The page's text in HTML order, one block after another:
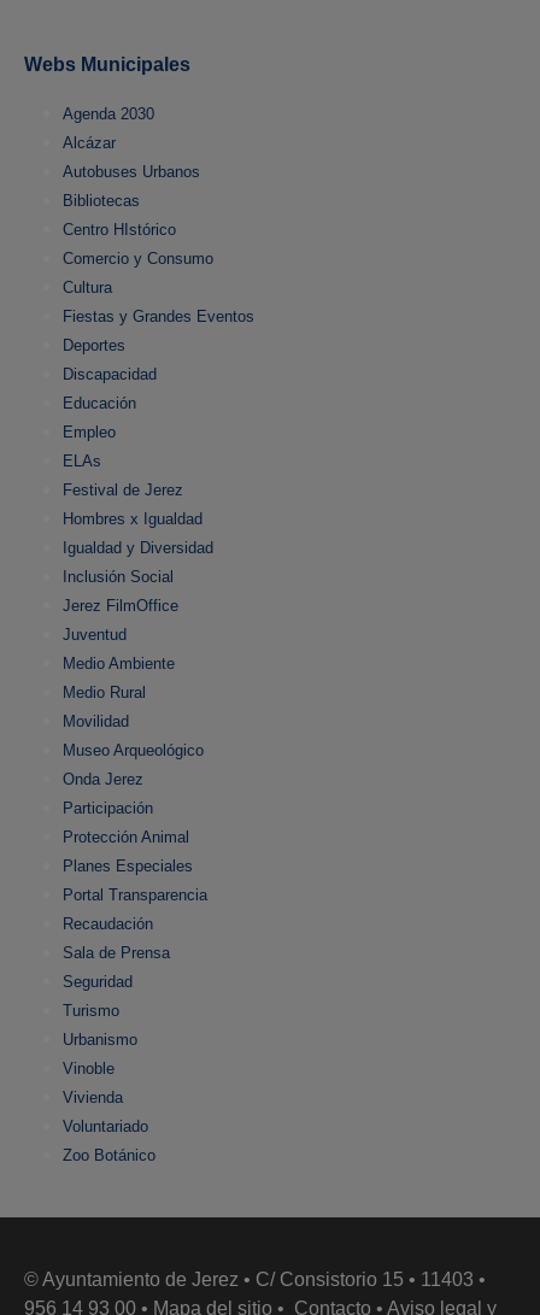
Webs Municipales
Agenda 2030
Alcázar
Autobuses Urbanos
Bibliotecas
Centro HIstórico
Comercio y Consumo
Cultura
Fiestas y Grandes Eventos
Deportes
Discapacidad
Educación
Empleo
ELAs
Festival de Jerez
Hombres x Igualdad
Igualdad y Diversidad
Inclusión Social
Jerez FilmOffice
Juventud
Medio Ambiente
Medio Rural
Movilidad
Museo Arqueológico
Onda Jerez
Participación
Protección Animal
Planes Especiales
Portal Transparencia
Recaudación
Sala de Prensa
Seguridad
Turismo
Urbanismo
Vinoble
Vivienda
Voluntariado
Zoo Botánico
© Ayuntamiento de Jerez • C/ Consistorio 15 • 11403 •
956 14 93 00 • Mapa del sitio • Contacto • Aviso legal y